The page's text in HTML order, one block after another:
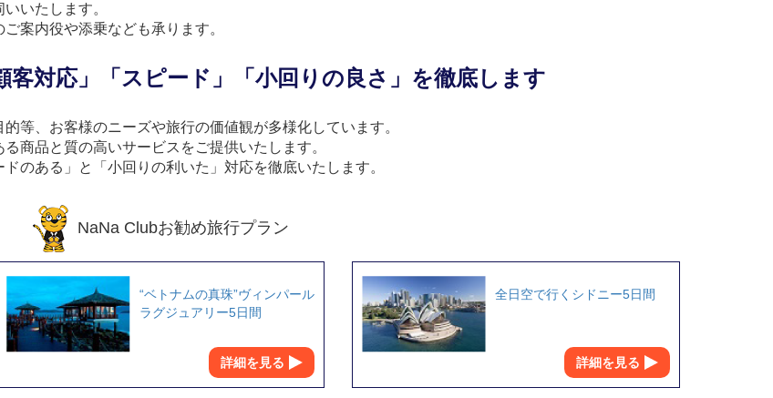
いたします。
案内役や添乗なども承ります。
客対応」「スピード」「小回りの良さ」を徹底します
等、お客様のニーズや旅行の価値観が多様化しています。
商品と質の高いサービスをご提供いたします。
のある」と「小回りの利いた」対応を徹底いたします。
NaNa Clubお勧め旅行プラン
“ベトナムの真珠”ヴィンパール
ラグジュアリー5日間
詳細を見る
全日空で行くシドニー5日間
詳細を見る